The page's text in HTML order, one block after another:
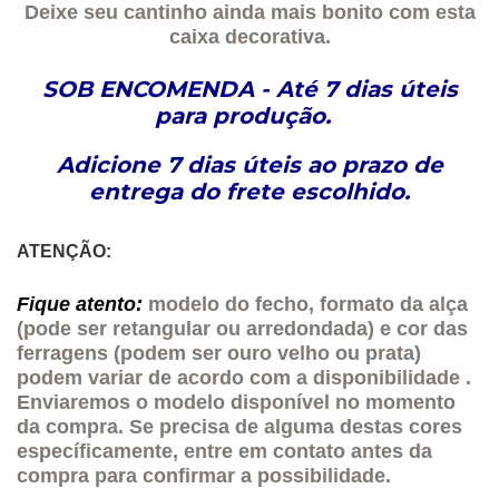
Deixe seu cantinho ainda mais bonito com esta
caixa decorativa.
SOB ENCOMENDA - Até 7 dias úteis
para produção.
Adicione 7 dias úteis ao prazo de
entrega do frete escolhido.
ATENÇÃO:
Fique atento: modelo do fecho, formato da alça
(pode ser retangular ou arredondada) e cor das
ferragens (podem ser ouro velho ou prata)
podem variar de acordo com a disponibilidade .
Enviaremos o modelo disponível no momento
da compra. Se precisa de alguma destas cores
específicamente, entre em contato antes da
compra para confirmar a possibilidade.